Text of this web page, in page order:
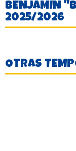
BENJAMÍN
2025/2026
OTRAS